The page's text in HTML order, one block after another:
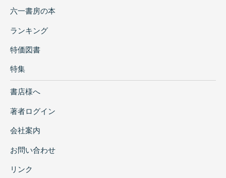
六一書房の本
ランキング
特価図書
特集
書店様へ
著者ログイン
会社案内
お問い合わせ
リンク